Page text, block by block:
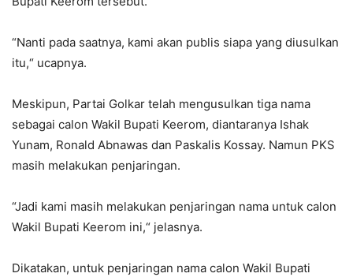
“Nanti pada saatnya, kami akan publis siapa yang diusulkan
itu,“ ucapnya.
Meskipun, Partai Golkar telah mengusulkan tiga nama
sebagai calon Wakil Bupati Keerom, diantaranya Ishak
Yunam, Ronald Abnawas dan Paskalis Kossay. Namun PKS
masih melakukan penjaringan.
“Jadi kami masih melakukan penjaringan nama untuk calon
Wakil Bupati Keerom ini,“ jelasnya.
Dikatakan, untuk penjaringan nama calon Wakil Bupati